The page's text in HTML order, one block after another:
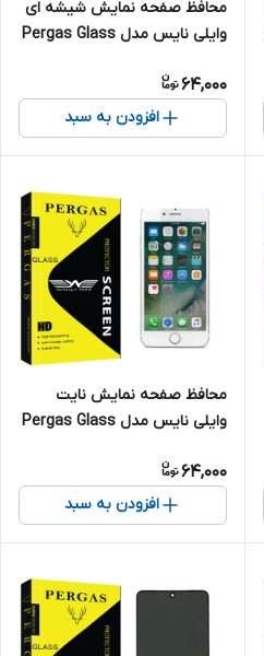
محافظ صفحه نمایش شیشه ای
وایلی نایس مدل Pergas Glass
شیائومی Poco X3 \ X3 Pro \
X3 GT \ X3 NFC \ X3 5G \ F3
5G \ F3
64,000
افزودن به سبد
محافظ صفحه نمایش نایت
وایلی نایس مدل Pergas Glass
IPhone 7 PLUS / 8 PLUS
64,000
افزودن به سبد